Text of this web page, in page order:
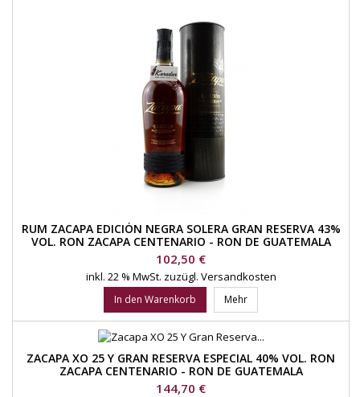
RUM ZACAPA EDICIÓN NEGRA SOLERA GRAN RESERVA 43%
VOL. RON ZACAPA CENTENARIO - RON DE GUATEMALA
Preis
102,50 €
inkl. 22 % MwSt. zuzügl. Versandkosten
In den Warenkorb Mehr
ZACAPA XO 25 Y GRAN RESERVA ESPECIAL 40% VOL. RON
ZACAPA CENTENARIO - RON DE GUATEMALA
Preis
144,70 €